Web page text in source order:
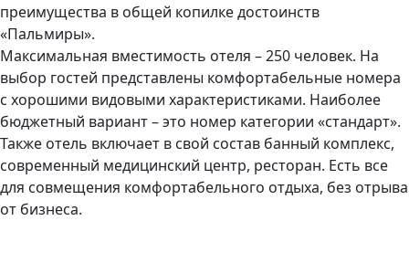
преимущества в общей копилке достоинств
«Пальмиры».
Максимальная вместимость отеля – 250 человек. На
выбор гостей представлены комфортабельные номера
с хорошими видовыми характеристиками. Наиболее
бюджетный вариант – это номер категории «стандарт».
Также отель включает в свой состав банный комплекс,
современный медицинский центр, ресторан. Есть все
для совмещения комфортабельного отдыха, без отрыва
от бизнеса.